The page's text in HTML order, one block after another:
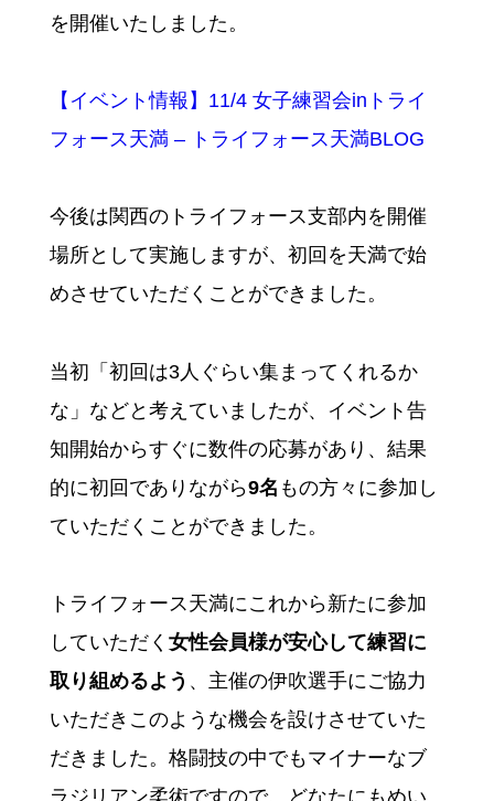
を開催いたしました。
【イベント情報】11/4 女子練習会inトライ
フォース天満 – トライフォース天満BLOG
今後は関西のトライフォース支部内を開催
場所として実施しますが、初回を天満で始
めさせていただくことができました。
当初「初回は3人ぐらい集まってくれるか
な」などと考えていましたが、イベント告
知開始からすぐに数件の応募があり、結果
的に初回でありながら9名 もの方々に参加し
ていただくことができました。
トライフォース天満にこれから新たに参加
していただく 女性会員様が安心して練習に
取り組めるよう 、主催の伊吹選手にご協力
いただきこのような機会を設けさせていた
だきました。格闘技の中でもマイナーなブ
ラジリアン柔術ですので、どなたにもめい